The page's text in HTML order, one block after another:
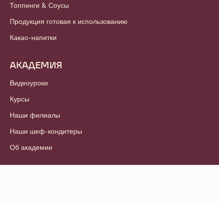
Топпинги & Соусы
Продукция готовая к использованию
Какао-напитки
АКАДЕМИЯ
Видеоуроки
Курсы
Наши филиалы
Наши шеф-кондитеры
Об академии